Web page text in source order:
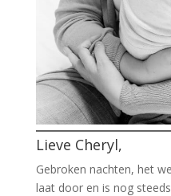
Lieve Cheryl,
Gebroken nachten, het
laat door en is nog